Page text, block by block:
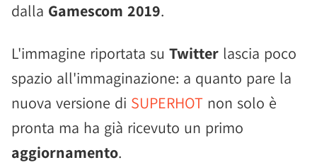
dalla Gamescom 2019.
L'immagine riportata su Twitter lascia poco
spazio all'immaginazione: a quanto pare la
nuova versione di SUPERHOT non solo è
pronta ma ha già ricevuto un primo
aggiornamento.